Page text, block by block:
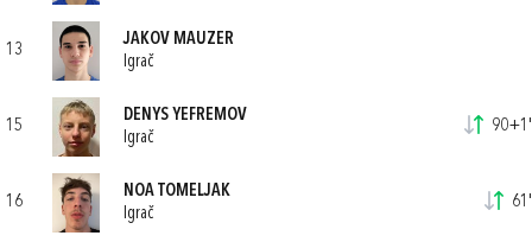
13
JAKOV MAUZER
Igrač
15
DENYS YEFREMOV
Igrač
90+1'
16
NOA TOMELJAK
Igrač
61'